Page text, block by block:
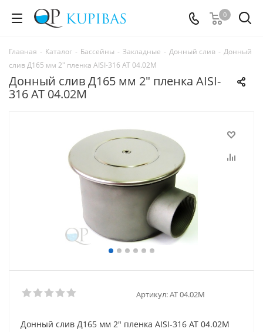
0
Главная - Каталог - Бассейны - Закладные - Донный слив - Донный
слив Д165 мм 2" пленка AISI-316 АТ 04.02М
Донный слив Д165 мм 2" пленка AISI-
316 АТ 04.02М
Артикул:АТ 04.02M
Донный слив Д165 мм 2" пленка AISI-316 АТ 04.02М